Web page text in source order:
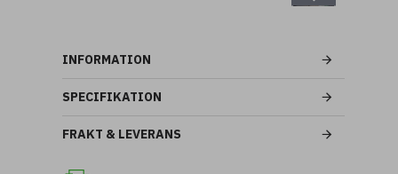
INFORMATION
SPECIFIKATION
FRAKT & LEVERANS